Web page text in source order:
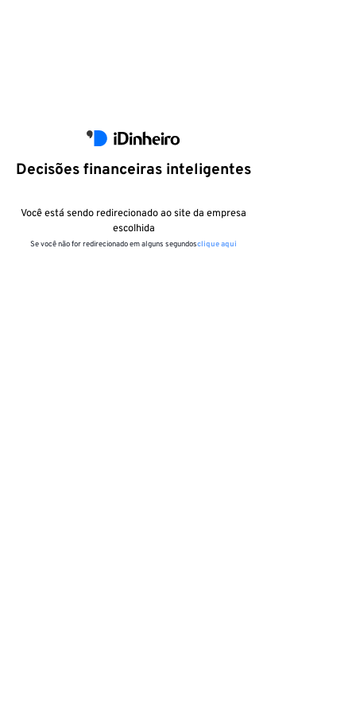
Decisões financeiras inteligentes
Você está sendo redirecionado ao site da empresa
escolhida
Se você não for redirecionado em alguns segundosclique aqui